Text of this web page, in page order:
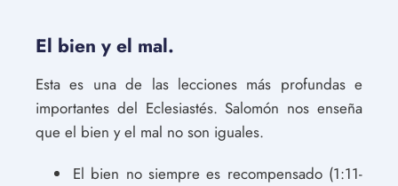
El bien y el mal.
Esta es una de las lecciones más profundas e
importantes del Eclesiastés. Salomón nos enseña
que el bien y el mal no son iguales.
El bien no siempre es recompensado (1:11-